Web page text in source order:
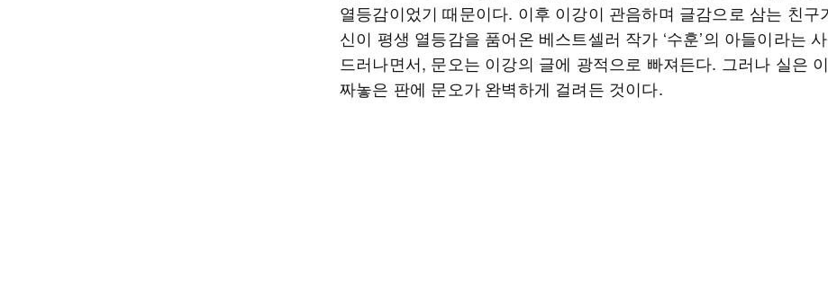
열등감이었기 때문이다. 이후 이강이 관음하며 글감으로 삼는 친구
신이 평생 열등감을 품어온 베스트셀러 작가 ‘수훈’의 아들이라는
드러나면서, 문오는 이강의 글에 광적으로 빠져든다. 그러나 실은
짜놓은 판에 문오가 완벽하게 걸려든 것이다.